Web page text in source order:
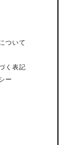
ついて
く表記
ー